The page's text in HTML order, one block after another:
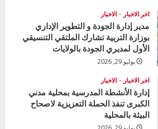
اخر الاخبار الاخبار
مدير إدارة الجودة و التطوير الإداري
بوزارة التربية تشارك الملتقي التنسيقي
الأول لمديري الجودة بالولايات
يوليو 29, 2026
اخر الاخبار الاخبار
إدارة الأنشطة المدرسية بمحلية مدني
الكبرى تنفذ الحملة التعزيزية لاصحاح
البيئة بالمحلية